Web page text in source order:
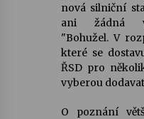
nová silniční
ani žádná
"Bohužel. V
které se
ŘSD pro
vyberou
O poznání